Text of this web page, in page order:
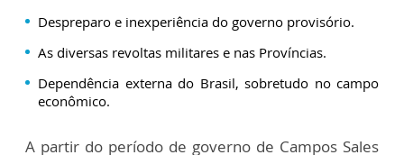
Despreparo e inexperiência do governo provisório.
As diversas revoltas militares e nas Províncias.
Dependência externa do Brasil, sobretudo no campo
econômico.
A partir do período de governo de Campos Sales